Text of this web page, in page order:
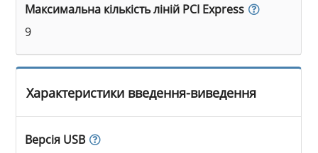
Максимальна кількість ліній PCI Express
9
Характеристики введення-виведення
Версія USB